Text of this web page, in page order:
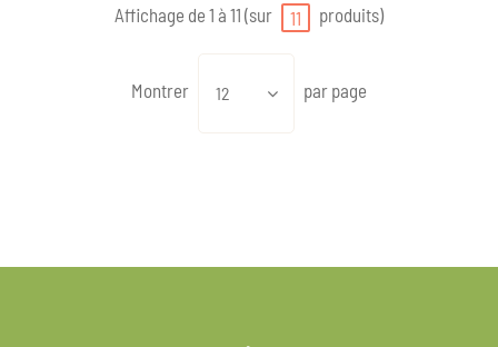
Affichage de 1 à 11 (sur 11 produits)
Montrer 12 par page